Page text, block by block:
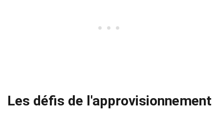
Les défis de l'approvisionnement